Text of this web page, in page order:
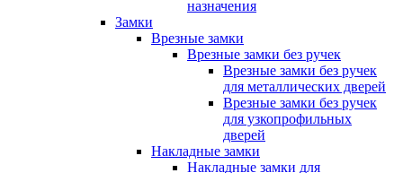
назначения
Замки
Врезные замки
Врезные замки без ручек
Врезные замки без ручек
для металлических дверей
Врезные замки без ручек
для узкопрофильных
дверей
Накладные замки
Накладные замки для